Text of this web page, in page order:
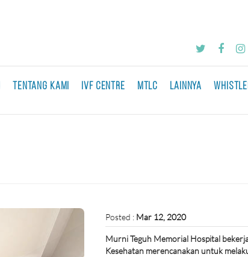
TENTANG KAMI IVF CENTRE MTLC LAINNYA
Posted : Mar 12, 2020
Murni Teguh Memorial Hospital
Kesehatan merencanakan untuk